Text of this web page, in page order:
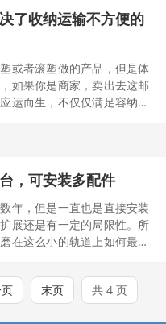
了收纳运输不方便的
或者滚塑做的产品，但是体
如果你是商家，卖出去这邮
运而生，不仅仅满足容纳大
，可安装多配件
年，但是一直也是直接安装
展还是有一定的局限性。所
在这么小的轨道上如何最大
末页 共 4 页